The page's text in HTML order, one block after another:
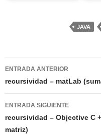
JAVA
Navegación
de
entradas
ENTRADA ANTERIOR
recursividad – matLab
ENTRADA SIGUIENTE
recursividad – Objective C
matriz)